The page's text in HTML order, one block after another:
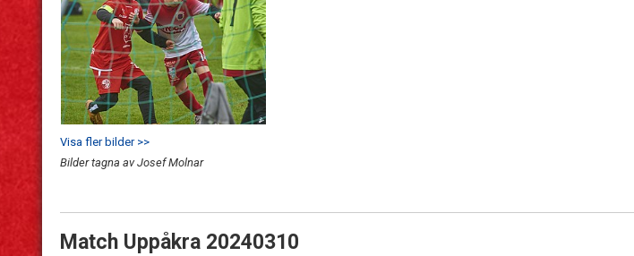
Visa fler bilder >>
Bilder tagna av Josef Molnar
Match Uppåkra 20240310